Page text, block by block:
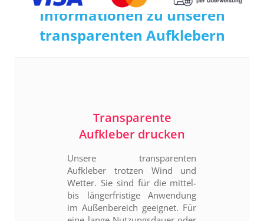
Informationen zu unseren
transparenten Aufklebern
Transparente
Aufkleber drucken
Unsere transparenten
Aufkleber trotzen Wind und
Wetter. Sie sind für die mittel-
bis längerfristige Anwendung
im Außenbereich geeignet. Für